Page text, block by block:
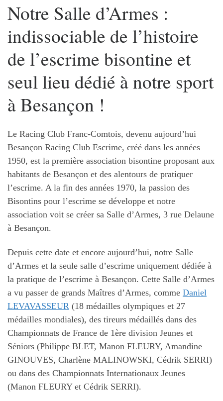
Notre Salle d’Armes :
indissociable de l’histoire
de l’escrime bisontine et
seul lieu dédié à notre sport
à Besançon !
Le Racing Club Franc-Comtois, devenu aujourd’hui
Besançon Racing Club Escrime, créé dans les années
1950, est la première association bisontine proposant aux
habitants de Besançon et des alentours de pratiquer
l’escrime. A la fin des années 1970, la passion des
Bisontins pour l’escrime se développe et notre
association voit se créer sa Salle d’Armes, 3 rue Delaune
à Besançon.
Depuis cette date et encore aujourd’hui, notre Salle
d’Armes et la seule salle d’escrime uniquement dédiée à
la pratique de l’escrime à Besançon. Cette Salle d’Armes
a vu passer de grands Maîtres d’Armes, comme Daniel
LEVAVASSEUR (18 médailles olympiques et 27
médailles mondiales), des tireurs médaillés dans des
Championnats de France de 1ère division Jeunes et
Séniors (Philippe BLET, Manon FLEURY, Amandine
GINOUVES, Charlène MALINOWSKI, Cédrik SERRI)
ou dans des Championnats Internationaux Jeunes
(Manon FLEURY et Cédrik SERRI).